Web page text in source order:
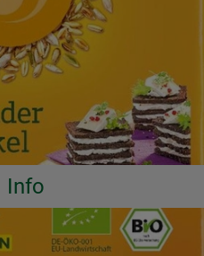
Info
Es wurden keine